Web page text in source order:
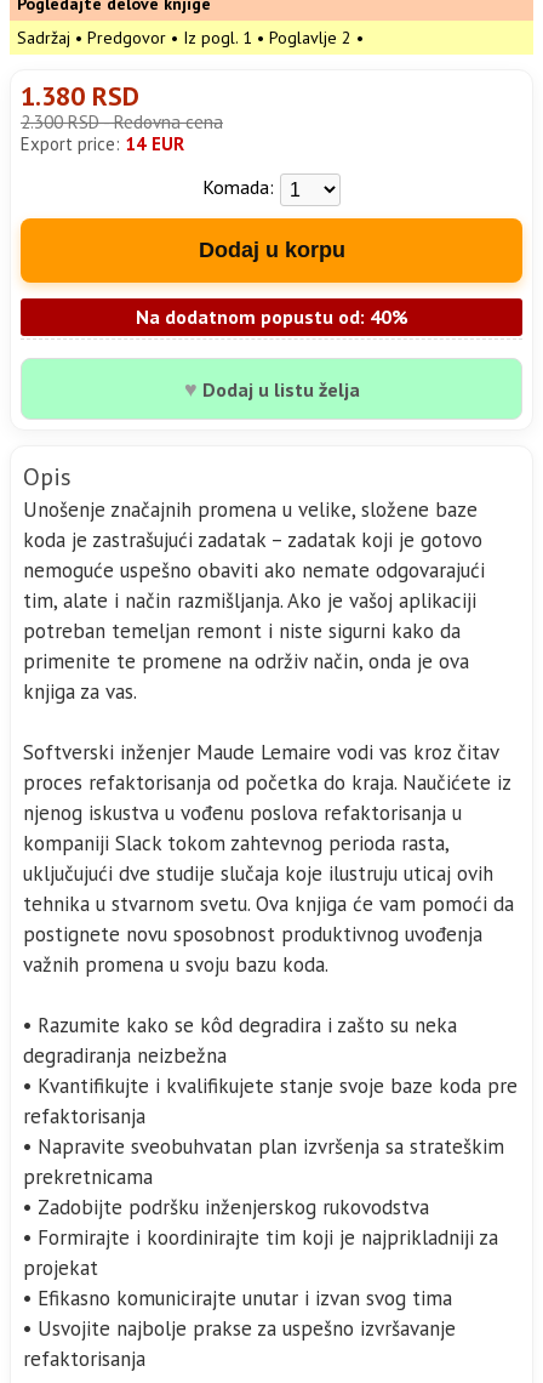
Sadržaj • Predgovor • Iz pogl. 1 • Poglavlje 2 •
1.380 RSD
2.300 RSD - Redovna cena
Export price: 14 EUR
Komada:
Dodaj u korpu
Na dodatnom popustu od: 40%
♥ Dodaj u listu želja
Opis
Unošenje značajnih promena u velike, složene baze
koda je zastrašujući zadatak – zadatak koji je gotovo
nemoguće uspešno obaviti ako nemate odgovarajući
tim, alate i način razmišljanja. Ako je vašoj aplikaciji
potreban temeljan remont i niste sigurni kako da
primenite te promene na održiv način, onda je ova
knjiga za vas.
Softverski inženjer Maude Lemaire vodi vas kroz čitav
proces refaktorisanja od početka do kraja. Naučićete iz
njenog iskustva u vođenu poslova refaktorisanja u
kompaniji Slack tokom zahtevnog perioda rasta,
uključujući dve studije slučaja koje ilustruju uticaj ovih
tehnika u stvarnom svetu. Ova knjiga će vam pomoći da
postignete novu sposobnost produktivnog uvođenja
važnih promena u svoju bazu koda.
• Razumite kako se kôd degradira i zašto su neka
degradiranja neizbežna
• Kvantifikujte i kvalifikujete stanje svoje baze koda pre
refaktorisanja
• Napravite sveobuhvatan plan izvršenja sa strateškim
prekretnicama
• Zadobijte podršku inženjerskog rukovodstva
• Formirajte i koordinirajte tim koji je najprikladniji za
projekat
• Efikasno komunicirajte unutar i izvan svog tima
• Usvojite najbolje prakse za uspešno izvršavanje
refaktorisanja